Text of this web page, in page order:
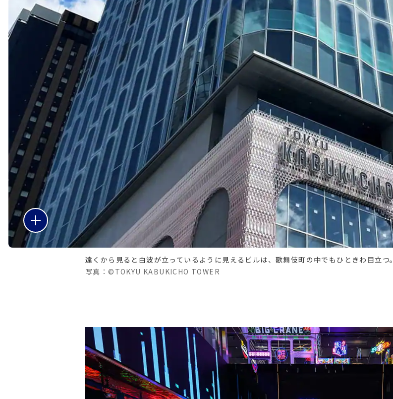
遠くから見ると白波が立っているように見えるビルは、歌舞伎町の中でもひときわ目立つ。
写真：©TOKYU KABUKICHO TOWER